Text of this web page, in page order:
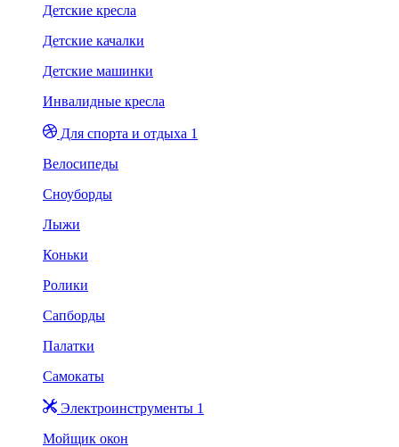
Детские кресла
Детские качалки
Детские машинки
Инвалидные кресла
Для спорта и отдыха 1
Велосипеды
Сноуборды
Лыжи
Коньки
Ролики
Сапборды
Палатки
Самокаты
Электроинструменты 1
Мойщик окон